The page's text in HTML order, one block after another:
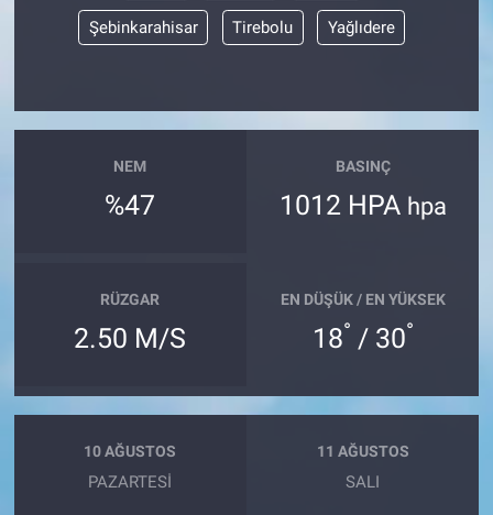
Şebinkarahisar Tirebolu Yağlıdere
NEM
%47
BASINÇ
1012 HPA hpa
RÜZGAR
2.50 M/S
EN DÜŞÜK / EN YÜKSEK
18° / 30°
10 AĞUSTOS
PAZARTESI
11 AĞUSTOS
SALI